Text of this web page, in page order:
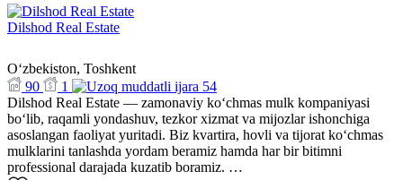
Dilshod Real Estate
Oʻzbekiston, Toshkent
90
1
54
Dilshod Real Estate — zamonaviy ko‘chmas mulk kompaniyasi
bo‘lib, raqamli yondashuv, tezkor xizmat va mijozlar ishonchiga
asoslangan faoliyat yuritadi. Biz kvartira, hovli va tijorat ko‘chmas
mulklarini tanlashda yordam beramiz hamda har bir bitimni
professional darajada kuzatib boramiz. …